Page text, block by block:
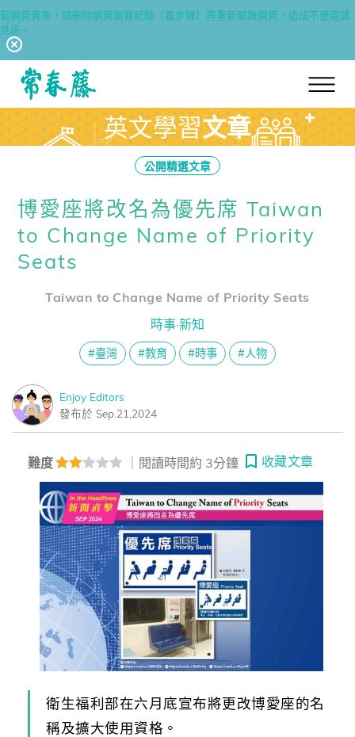
若網頁異常，請刪除網頁瀏覽紀錄（看步驟）再重新開啟網頁，造成不便還請
見諒。
回常春藤首頁 英文學習文章
公開精選文章
博愛座將改名為優先席 Taiwan
to Change Name of Priority
Seats
Taiwan to Change Name of Priority Seats
時事·新知
#臺灣 #教育 #時事 #人物
Enjoy Editors
發布於 Sep.21,2024
難度 ｜閱讀時間約 3分鐘 收藏文章
衛生福利部在六月底宣布將更改博愛座的名
稱及擴大使用資格。